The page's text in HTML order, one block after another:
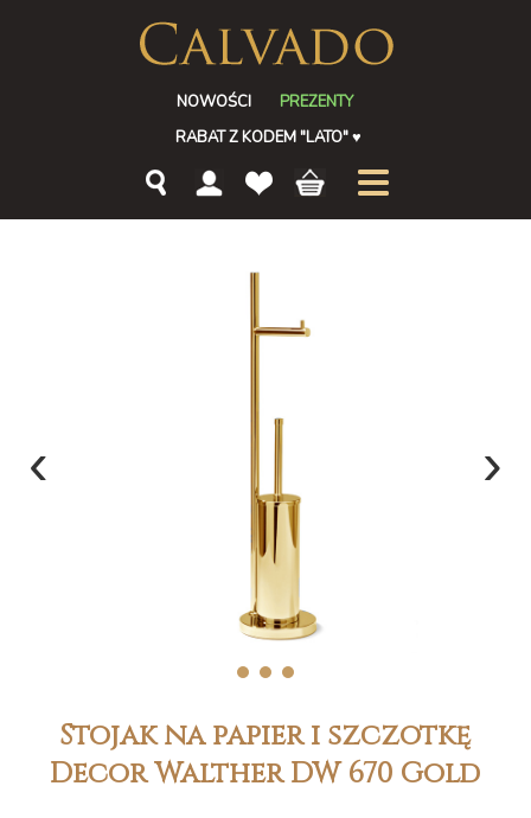
NOWOŚCI
PREZENTY
RABAT Z KODEM "LATO"♥
‹ ›
1 2 3
Stojak na papier i szczotkę
Decor Walther DW 670 Gold